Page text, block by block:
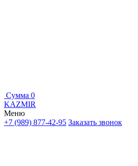
Сумма 0
KAZMIR
Меню
+7 (989) 877-42-95 Заказать звонок